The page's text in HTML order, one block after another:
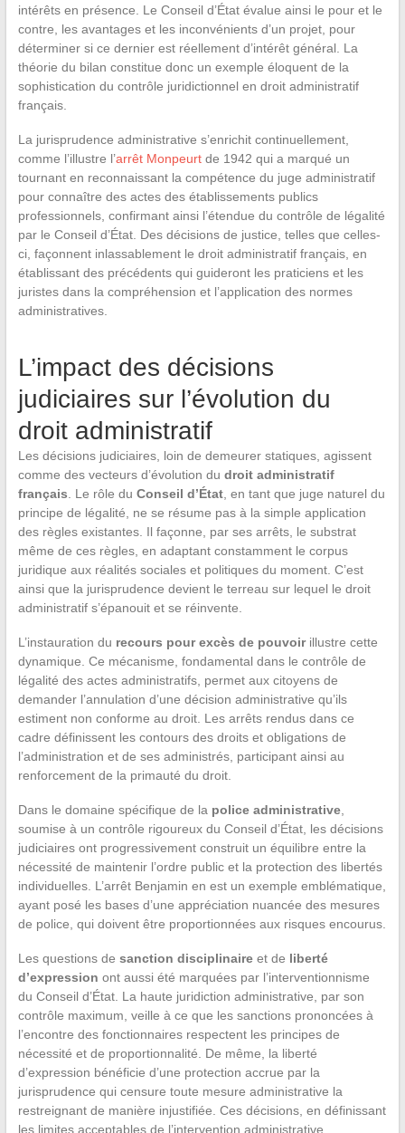
intérêts en présence. Le Conseil d’État évalue ainsi le pour et le
contre, les avantages et les inconvénients d’un projet, pour
déterminer si ce dernier est réellement d’intérêt général. La
théorie du bilan constitue donc un exemple éloquent de la
sophistication du contrôle juridictionnel en droit administratif
français.
La jurisprudence administrative s’enrichit continuellement,
comme l’illustre l’arrêt Monpeurtde 1942 qui a marqué un
tournant en reconnaissant la compétence du juge administratif
pour connaître des actes des établissements publics
professionnels, confirmant ainsi l’étendue du contrôle de légalité
par le Conseil d’État. Des décisions de justice, telles que celles-
ci, façonnent inlassablement le droit administratif français, en
établissant des précédents qui guideront les praticiens et les
juristes dans la compréhension et l’application des normes
administratives.
L’impact des décisions
judiciaires sur l’évolution du
droit administratif
Les décisions judiciaires, loin de demeurer statiques, agissent
comme des vecteurs d’évolution du droit administratif
français . Le rôle du Conseil d’État, en tant que juge naturel du
principe de légalité, ne se résume pas à la simple application
des règles existantes. Il façonne, par ses arrêts, le substrat
même de ces règles, en adaptant constamment le corpus
juridique aux réalités sociales et politiques du moment. C’est
ainsi que la jurisprudence devient le terreau sur lequel le droit
administratif s’épanouit et se réinvente.
L’instauration du recours pour excès de pouvoirillustre cette
dynamique. Ce mécanisme, fondamental dans le contrôle de
légalité des actes administratifs, permet aux citoyens de
demander l’annulation d’une décision administrative qu’ils
estiment non conforme au droit. Les arrêts rendus dans ce
cadre définissent les contours des droits et obligations de
l’administration et de ses administrés, participant ainsi au
renforcement de la primauté du droit.
Dans le domaine spécifique de la police administrative,
soumise à un contrôle rigoureux du Conseil d’État, les décisions
judiciaires ont progressivement construit un équilibre entre la
nécessité de maintenir l’ordre public et la protection des libertés
individuelles. L’arrêt Benjamin en est un exemple emblématique,
ayant posé les bases d’une appréciation nuancée des mesures
de police, qui doivent être proportionnées aux risques encourus.
Les questions de sanction disciplinaireet de liberté
d’expression ont aussi été marquées par l’interventionnisme
du Conseil d’État. La haute juridiction administrative, par son
contrôle maximum, veille à ce que les sanctions prononcées à
l’encontre des fonctionnaires respectent les principes de
nécessité et de proportionnalité. De même, la liberté
d’expression bénéficie d’une protection accrue par la
jurisprudence qui censure toute mesure administrative la
restreignant de manière injustifiée. Ces décisions, en définissant
les limites acceptables de l’intervention administrative,